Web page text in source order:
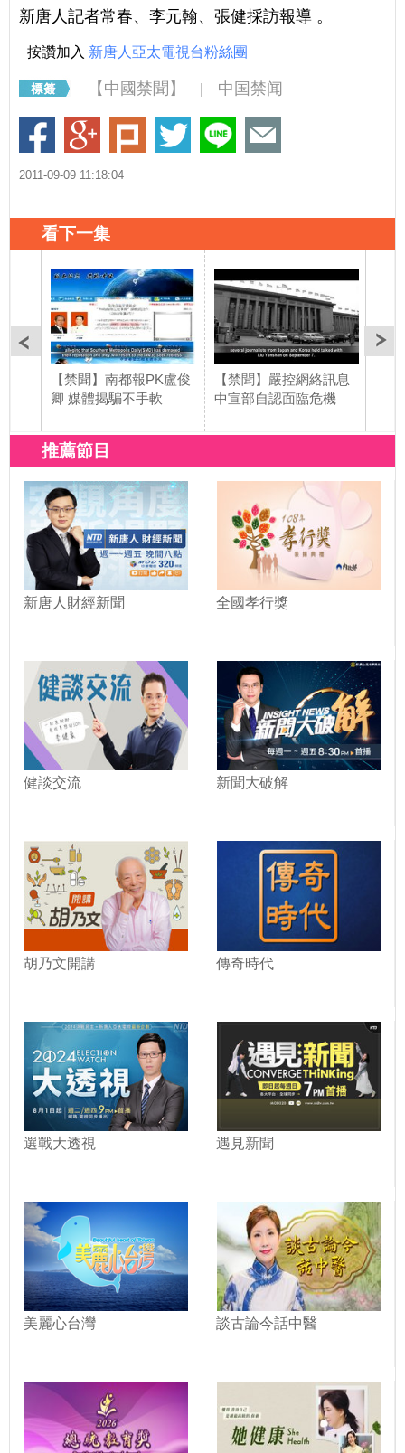
新唐人記者常春、李元翰、張健採訪報導 。
按讚加入 新唐人亞太電視台粉絲團
【中國禁聞】 中国禁闻
2011-09-09 11:18:04
看下一集
【禁聞】南都報PK盧俊
卿 媒體揭騙不手軟
【禁聞】嚴控網絡訊息
中宣部自認面臨危機
推薦節目
新唐人財經新聞 全國孝行獎
健談交流 新聞大破解
胡乃文開講 傳奇時代
選戰大透視 遇見新聞
美麗心台灣 談古論今話中醫